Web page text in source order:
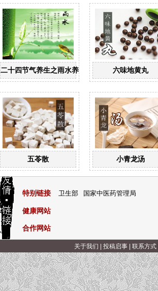
二十四节气养生之雨水养生 六味地黄丸
五苓散 小青龙汤
特别链接 卫生部 国家中医药管理局
健康网站
合作网站
关于我们 投稿启事| 联系方式|